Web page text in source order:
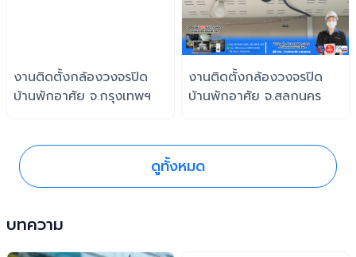
งานติดตั้งกล้องวงจรปิด
บ้านพักอาศัย จ.กรุงเทพฯ
งานติดตั้งกล้องวงจรปิด
บ้านพักอาศัย จ.สลกนคร
ดูทั้งหมด
บทความ